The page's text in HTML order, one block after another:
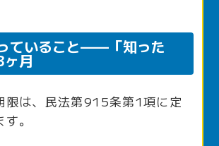
ていること——「知った
月
限は、民法第915条第1項に定
。